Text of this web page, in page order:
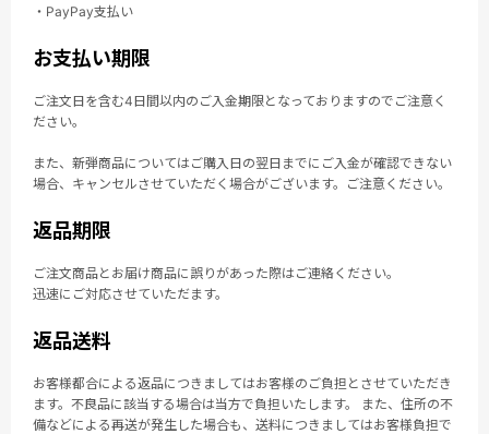
・PayPay支払い
お支払い期限
ご注文日を含む4日間以内のご入金期限となっておりますのでご注意く
ださい。
また、新弾商品についてはご購入日の翌日までにご入金が確認できない
場合、キャンセルさせていただく場合がございます。ご注意ください。
返品期限
ご注文商品とお届け商品に誤りがあった際はご連絡ください。
迅速にご対応させていただます。
返品送料
お客様都合による返品につきましてはお客様のご負担とさせていただき
ます。不良品に該当する場合は当方で負担いたします。 また、住所の不
備などによる再送が発生した場合も、送料につきましてはお客様負担で